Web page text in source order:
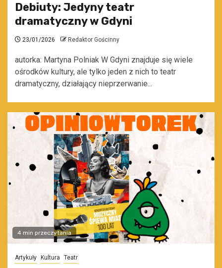
Debiuty: Jedyny teatr
dramatyczny w Gdyni
23/01/2026 Redaktor Gościnny
autorka: Martyna Polniak W Gdyni znajduje się wiele
ośrodków kultury, ale tylko jeden z nich to teatr
dramatyczny, działający nieprzerwanie...
4 min przeczytania
Artykuły Kultura Teatr